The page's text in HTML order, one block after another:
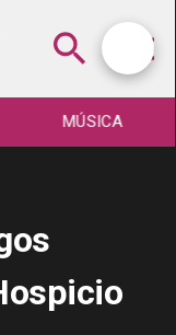
MÚSICA